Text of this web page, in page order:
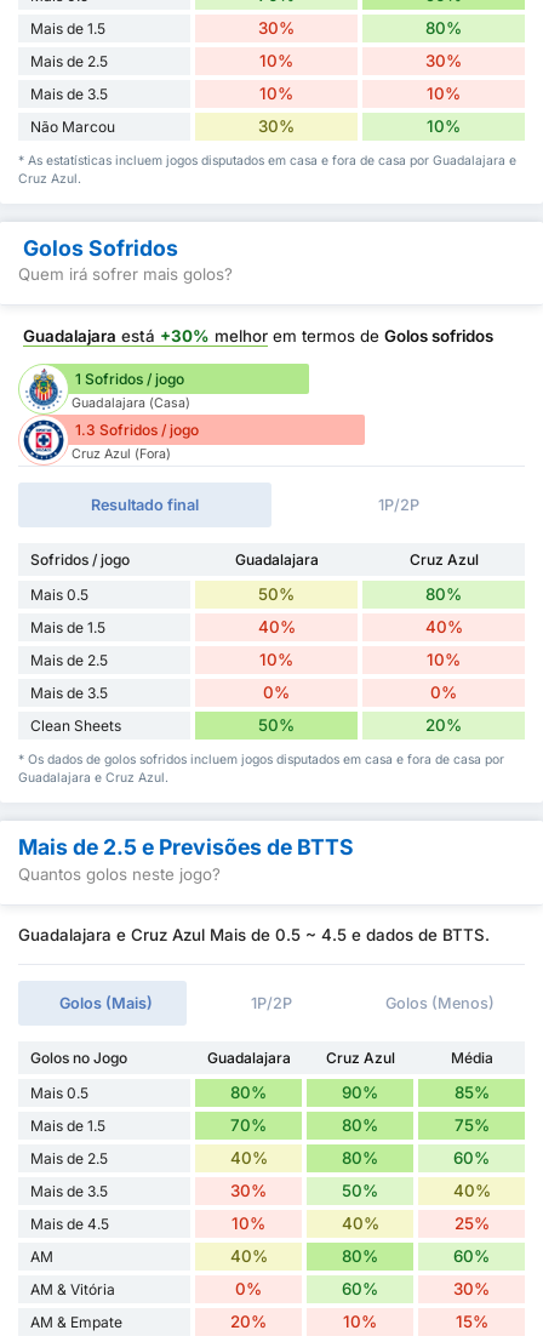
Mais de 1.5 30% 80%
Mais de 2.5 10% 30%
Mais de 3.5 10% 10%
Não Marcou 30% 10%
* As estatísticas incluem jogos disputados em casa e fora de casa por Guadalajara e
Cruz Azul.
Golos Sofridos
Quem irá sofrer mais golos?
Guadalajara está +30% melhor em termos de Golos sofridos
1 Sofridos / jogo
Guadalajara (Casa)
1.3 Sofridos / jogo
Cruz Azul (Fora)
Resultado final 1P/2P
Sofridos / jogo Guadalajara
Cruz Azul
Mais 0.5
50% 80%
Mais de 1.5 40% 40%
Mais de 2.5 10% 10%
Mais de 3.5 0% 0%
Clean Sheets 50% 20%
* Os dados de golos sofridos incluem jogos disputados em casa e fora de casa por
Guadalajara e Cruz Azul.
Mais de 2.5 e Previsões de BTTS
Quantos golos neste jogo?
Guadalajara e Cruz Azul Mais de 0.5 ~ 4.5 e dados de BTTS.
Golos (Mais) 1P/2P Golos (Menos)
Golos no Jogo Guadalajara Cruz Azul
Média
Mais 0.5
80% 90% 85%
Mais de 1.5 70% 80% 75%
Mais de 2.5 40% 80% 60%
Mais de 3.5 30% 50% 40%
Mais de 4.5 10% 40% 25%
AM 40% 80% 60%
AM & Vitória 0% 60% 30%
AM & Empate 20% 10% 15%